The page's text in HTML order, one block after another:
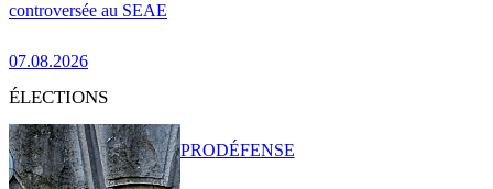
controversée au SEAE
07.08.2026
ÉLECTIONS
PRODÉFENSE